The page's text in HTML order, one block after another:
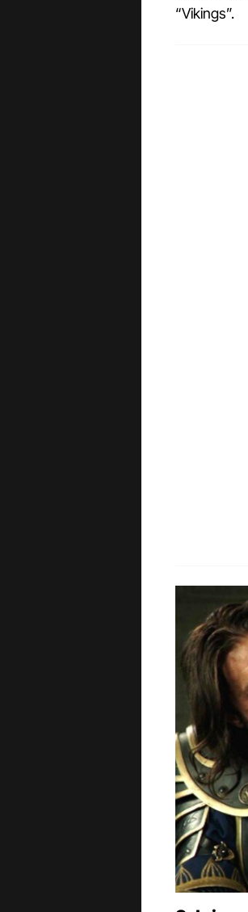
“Vikings”.